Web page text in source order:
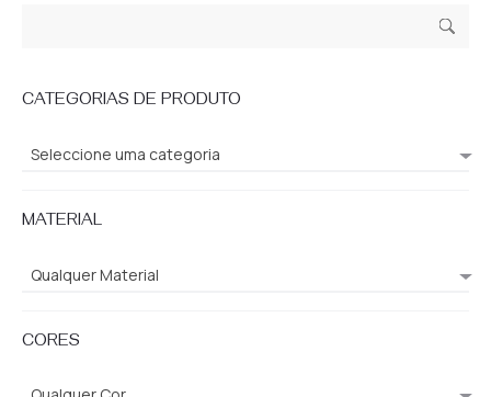
Pesq
CATEGORIAS DE PRODUTO
Seleccione uma categoria
MATERIAL
Qualquer Material
CORES